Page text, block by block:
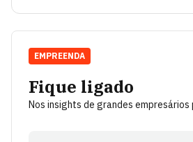
Fique ligado
Nos insights de grandes empresários
EMPREENDA